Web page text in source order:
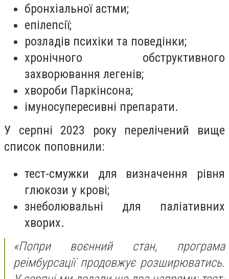
бронхіальної астми;
епілепсії;
розладів психіки та поведінки;
хронічного обструктивного
захворювання легенів;
хвороби Паркінсона;
імуносупересивні препарати.
У серпні 2023 року перелічений вище
список поповнили:
тест-смужки для визначення рівня
глюкози у крові;
знеболювальні для паліативних
хворих.
«Попри воєнний стан, програма
реімбурсації продовжує розширюватись.